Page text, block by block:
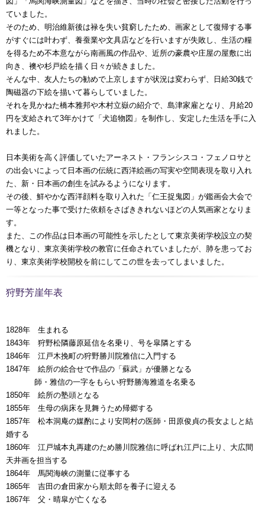
ていました。
そのため、明治維新後は禄を失い貧窮したため、画家として復帰する事
がすぐには叶わず、養蚕業や文具店などを行いますが失敗し、生活の糧
を得るため不本意ながら南画風の作品や、近所の豪農や庄屋の屋敷に出
向き、襖や杉戸絵を描く日々が続きました。
そんな中、友人たちの勧めで上京しますが状況は変わらず、日給30銭で
陶磁器の下絵を描いて暮らしていました。
それを見かねた橋本雅邦や木村立嶽の紹介で、島津家雇となり、月給20
円を支給されて3年かけて「犬追物図」を制作し、安定した生活を手に入
れました。
日本美術を高く評価していたアーネスト・フランシスコ・フェノロサと
の出会いによって日本画の伝統に西洋絵画の写実や空間表現を取り入れ
た、新・日本画の創生を試みるようになります。
その後、鮮やかな西洋顔料を取り入れた「仁王捉鬼図」が鑑画会大会で
一等となった事で受けた依頼をさばききれないほどの人気画家となりま
す。
また、この作品は日本画の可能性を示したとして東京美術学校設立の契
機となり、東京美術学校の教官に任命されていましたが、肺を患ってお
り、東京美術学校開校を前にしてこの世を去ってしまいました。
狩野芳崖年表
1828年 生まれる
1843年 狩野松隣藤原延信を名乗り、号を皐隣とする
1846年 江戸木挽町の狩野勝川院雅信に入門する
1847年 絵所の絵合せで作品の「蘇武」が優勝となる
師・雅信の一字をもらい狩野勝海雅道を名乗る
1850年 絵所の塾頭となる
1855年 生母の病床を見舞うため帰郷する
1857年 松本洞庵の媒酌により安岡村の医師・田原俊貞の長女よしと結
婚する
1860年 江戸城本丸再建のため勝川院雅信に呼ばれ江戸に上り、大広間
天井画を担当する
1864年 馬関海峡の測量に従事する
1865年 吉田の倉田家から順太郎を養子に迎える
1867年 父・晴皐が亡くなる